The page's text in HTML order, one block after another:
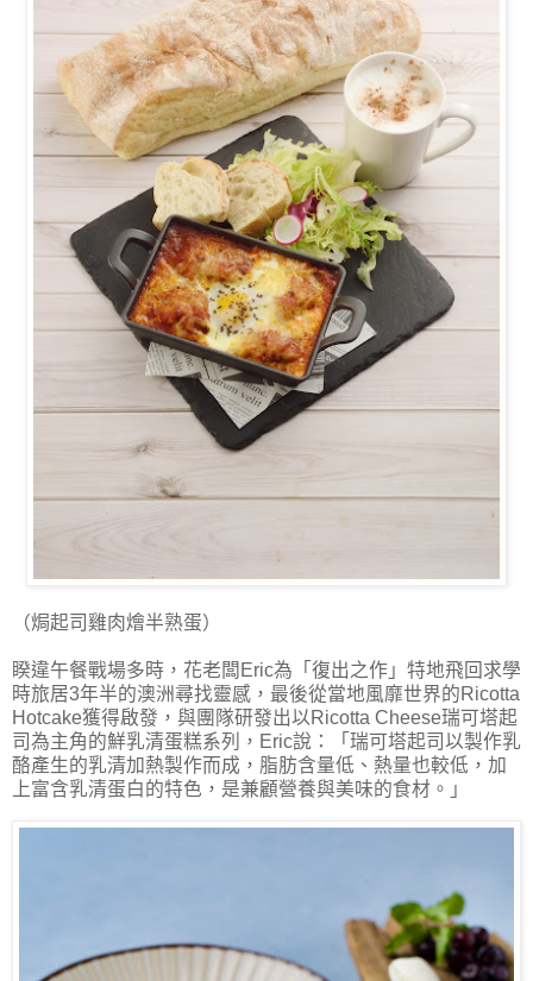
（焗起司雞肉燴半熟蛋）
睽違午餐戰場多時，花老闆Eric為「復出之作」特地飛回求學
時旅居3年半的澳洲尋找靈感，最後從當地風靡世界的Ricotta
Hotcake獲得啟發，與團隊研發出以Ricotta Cheese瑞可塔起
司為主角的鮮乳清蛋糕系列，Eric說：「瑞可塔起司以製作乳
酪產生的乳清加熱製作而成，脂肪含量低、熱量也較低，加
上富含乳清蛋白的特色，是兼顧營養與美味的食材。」